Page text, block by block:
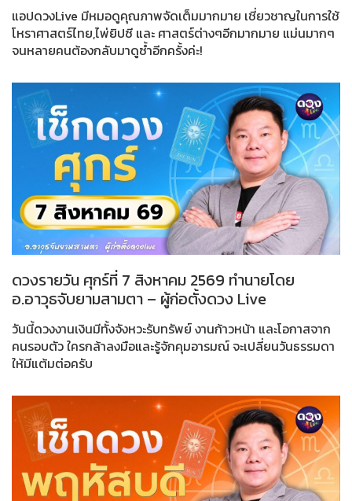
แอปดวงLive มีหมอดูคุณภาพจัดเต็มมากมาย เชี่ยวชาญในการใช้
โหราศาสตร์ไทย,ไพ่ยิปซี และ ศาสตร์ต่างๆอีกมากมาย แม่นมากๆ
จนหลายคนต้องกลับมาดูซ้ำอีกครั้งค่ะ!
ดวงรายวัน ศุกร์ที่ 7 สิงหาคม 2569 ทำนายโดย
อ.อาวุธจับยามสามตา – ผู้ก่อตั้งดวง Live
วันนี้ดวงงานเงินมีทั้งจังหวะรับทรัพย์ งานก้าวหน้า และโอกาสจาก
คนรอบตัว ใครกล้าลงมือและรู้จักคุมอารมณ์ จะเปลี่ยนวันธรรมดา
ให้มีแต้มต่อครับ